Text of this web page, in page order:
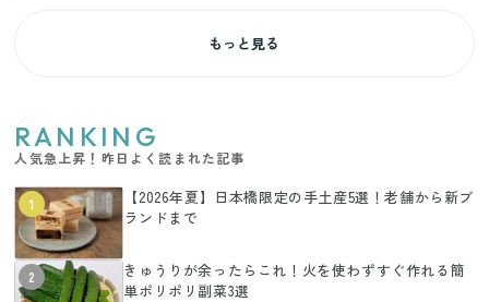
もっと見る
RANKING
人気急上昇！昨日よく読まれた記事
1
【2026年夏】日本橋限定の手土産5選！老舗から新ブ
ランドまで
2
きゅうりが余ったらこれ！火を使わずすぐ作れる簡
単ポリポリ副菜3選